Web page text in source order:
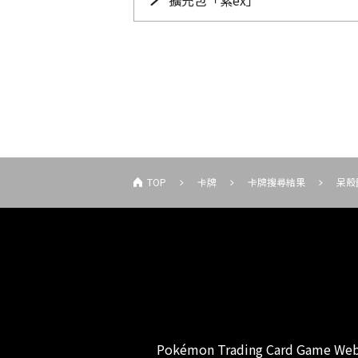
TOP 卡牌 卡牌搜尋結果 呆殼
Pokémon Trading Card Game